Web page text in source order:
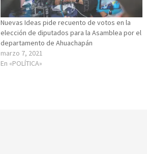
Nuevas Ideas pide recuento de votos en la
elección de diputados para la Asamblea por el
departamento de Ahuachapán
marzo 7, 2021
En «POLÍTICA»